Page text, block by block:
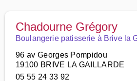
Chadourne Grégory
Boulangerie patisserie à Brive la
96 av Georges Pompidou
19100 BRIVE LA GAILLARDE
05 55 24 33 92